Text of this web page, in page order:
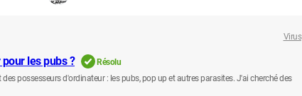
Virus
les pubs ?
Résolu
possesseurs d'ordinateur : les pubs, pop up et autres parasites. J'ai cherché des